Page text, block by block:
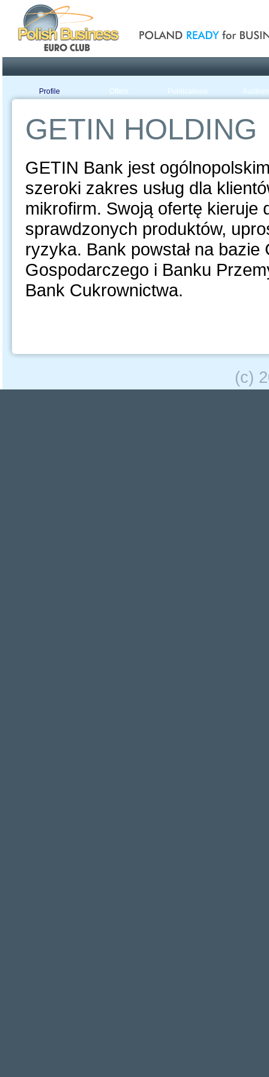
Profile Offers Publications
GETIN HOLDING
GETIN Bank jest
szeroki zakres usług dla
mikrofirm. Swoją ofertę kieruje
sprawdzonych produktów,
ryzyka. Bank powstał na
Gospodarczego i Banku
Bank Cukrownictwa.
(c)